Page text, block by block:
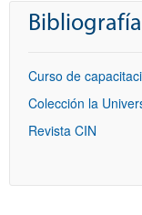
Curso de
Colección la
Revista CIN